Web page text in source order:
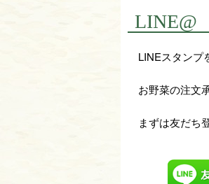
LINE@
LINEスタンプ
お野菜の注文
まずは友だち